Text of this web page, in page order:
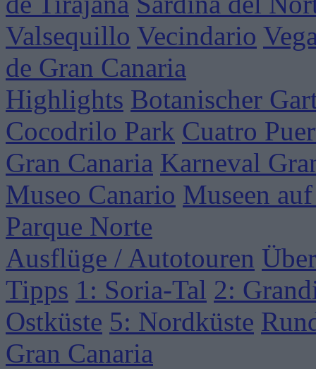
Valsequillo Vecindario
de Gran Canaria
Highlights Botanischer
Cocodrilo Park Cuatro
Gran Canaria Karneval
Museo Canario Museen
Parque Norte
Ausflüge / Autotouren
Tipps 1: Soria-Tal 2:
Ostküste 5: Nordküste
Gran Canaria